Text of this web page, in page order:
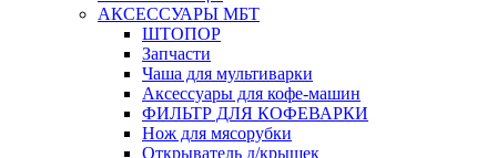
АКСЕССУАРЫ МБТ
ШТОПОР
Запчасти
Чаша для мультиварки
Аксессуары для кофе-машин
ФИЛЬТР ДЛЯ КОФЕВАРКИ
Нож для мясорубки
Открыватель д/крышек